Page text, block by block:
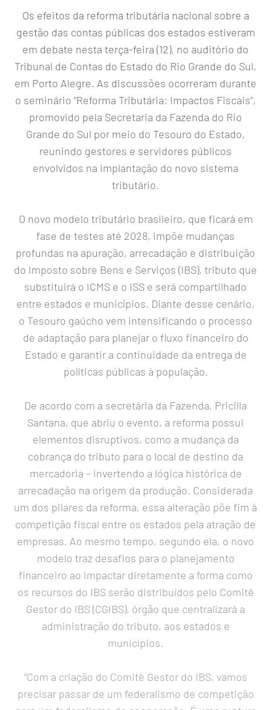
Os efeitos da reforma tributária nacional sobre a
gestão das contas públicas dos estados estiveram
em debate nesta terça-feira (12), no auditório do
Tribunal de Contas do Estado do Rio Grande do Sul,
em Porto Alegre. As discussões ocorreram durante
o seminário “Reforma Tributária: Impactos Fiscais”,
promovido pela Secretaria da Fazenda do Rio
Grande do Sul por meio do Tesouro do Estado,
reunindo gestores e servidores públicos
envolvidos na implantação do novo sistema
tributário.
O novo modelo tributário brasileiro, que ficará em
fase de testes até 2028, impõe mudanças
profundas na apuração, arrecadação e distribuição
do Imposto sobre Bens e Serviços (IBS), tributo que
substituirá o ICMS e o ISS e será compartilhado
entre estados e municípios. Diante desse cenário,
o Tesouro gaúcho vem intensificando o processo
de adaptação para planejar o fluxo financeiro do
Estado e garantir a continuidade da entrega de
políticas públicas à população.
De acordo com a secretária da Fazenda, Pricilla
Santana, que abriu o evento, a reforma possui
elementos disruptivos, como a mudança da
cobrança do tributo para o local de destino da
mercadoria – invertendo a lógica histórica de
arrecadação na origem da produção. Considerada
um dos pilares da reforma, essa alteração põe fim à
competição fiscal entre os estados pela atração de
empresas. Ao mesmo tempo, segundo ela, o novo
modelo traz desafios para o planejamento
financeiro ao impactar diretamente a forma como
os recursos do IBS serão distribuídos pelo Comitê
Gestor do IBS (CGIBS), órgão que centralizará a
administração do tributo, aos estados e
municípios.
“Com a criação do Comitê Gestor do IBS, vamos
precisar passar de um federalismo de competição